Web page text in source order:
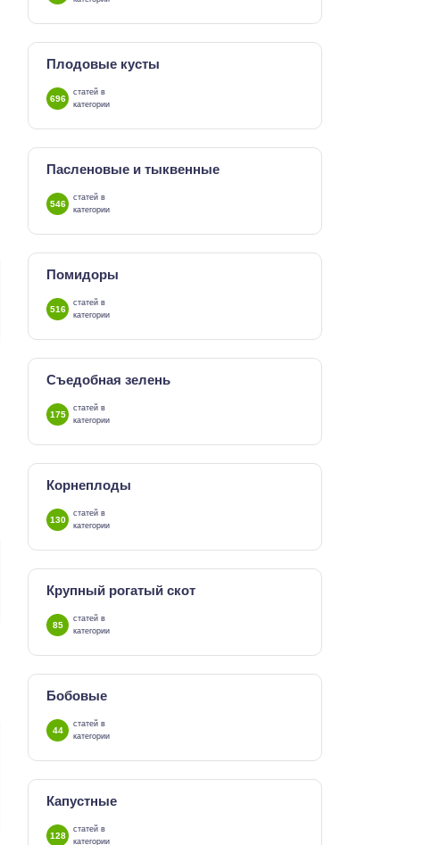
Плодовые кусты
696
статей в
категории
Пасленовые и тыквенные
546
статей в
категории
Помидоры
516
статей в
категории
Съедобная зелень
175
статей в
категории
Корнеплоды
130
статей в
категории
Крупный рогатый скот
85
статей в
категории
Бобовые
44
статей в
категории
Капустные
128
статей в
категории